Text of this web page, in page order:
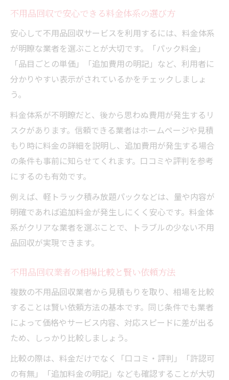
不用品回収で安心できる料金体系の選び方
安心して不用品回収サービスを利用するには、料金体系
が明瞭な業者を選ぶことが大切です。「パック料金」
「品目ごとの単価」「追加費用の明記」など、利用者に
分かりやすい表示がされているかをチェックしましょ
う。
料金体系が不明瞭だと、後から思わぬ費用が発生するリ
スクがあります。信頼できる業者はホームページや見積
もり時に料金の詳細を説明し、追加費用が発生する場合
の条件も事前に知らせてくれます。口コミや評判を参考
にするのも有効です。
例えば、軽トラック積み放題パックなどは、量や内容が
明確であれば追加料金が発生しにくく安心です。料金体
系がクリアな業者を選ぶことで、トラブルの少ない不用
品回収が実現できます。
不用品回収業者の相場比較と賢い依頼方法
複数の不用品回収業者から見積もりを取り、相場を比較
することは賢い依頼方法の基本です。同じ条件でも業者
によって価格やサービス内容、対応スピードに差が出る
ため、しっかり比較しましょう。
比較の際は、料金だけでなく「口コミ・評判」「許認可
の有無」「追加料金の明記」なども確認することが大切